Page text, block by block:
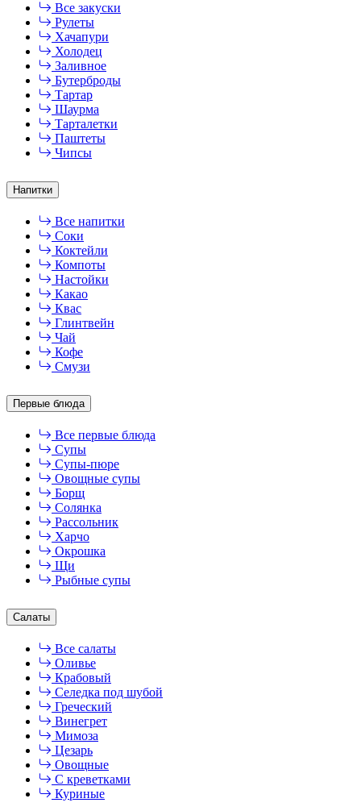
Все закуски
Рулеты
Хачапури
Холодец
Заливное
Бутерброды
Тартар
Шаурма
Тарталетки
Паштеты
Чипсы
Напитки
Все напитки
Соки
Коктейли
Компоты
Настойки
Какао
Квас
Глинтвейн
Чай
Кофе
Смузи
Первые блюда
Все первые блюда
Супы
Супы-пюре
Овощные супы
Борщ
Солянка
Рассольник
Харчо
Окрошка
Щи
Рыбные супы
Салаты
Все салаты
Оливье
Крабовый
Селедка под шубой
Греческий
Винегрет
Мимоза
Цезарь
Овощные
С креветками
Куриные